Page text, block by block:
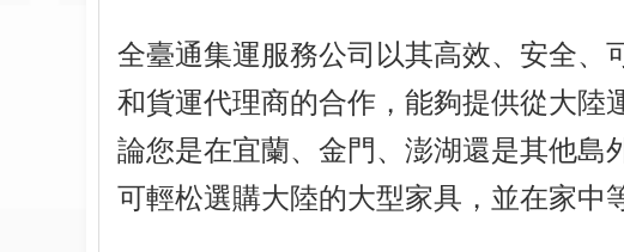
全臺通集運服務公司以其高效、安全、
和貨運代理商的合作，能夠提供從大陸
論您是在宜蘭、金門、澎湖還是其他島
可輕松選購大陸的大型家具，並在家中